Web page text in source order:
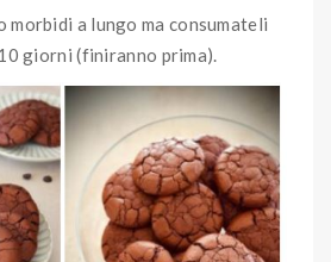
morbidi a lungo ma consumateli
giorni (finiranno prima).